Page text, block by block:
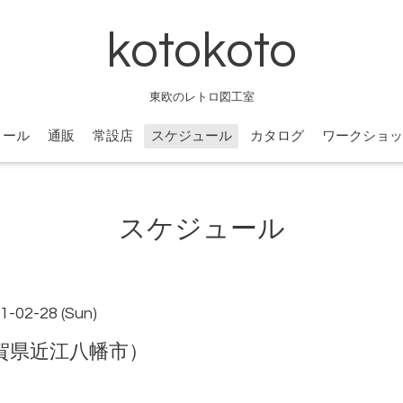
kotokoto
東欧のレトロ図工室
ル 通販 常設店 スケジュール カタログ ワークショ
スケジュール
02-28 (Sun)
近江八幡市）